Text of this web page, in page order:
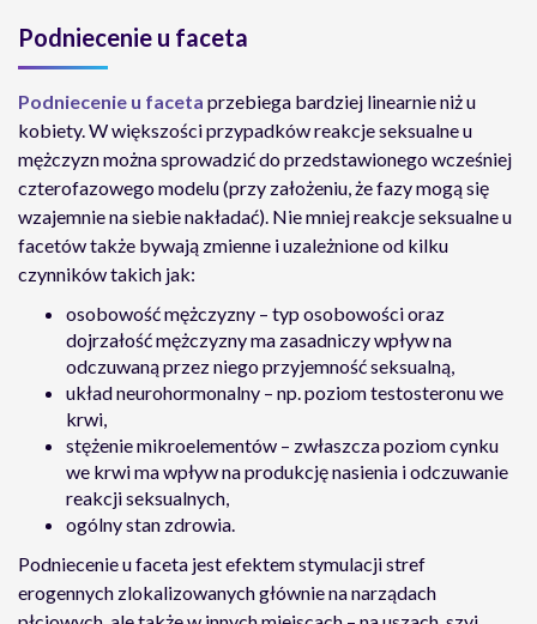
Podniecenie u faceta
Podniecenie u faceta przebiega bardziej linearnie niż u
kobiety. W większości przypadków reakcje seksualne u
mężczyzn można sprowadzić do przedstawionego wcześniej
czterofazowego modelu (przy założeniu, że fazy mogą się
wzajemnie na siebie nakładać). Nie mniej reakcje seksualne u
facetów także bywają zmienne i uzależnione od kilku
czynników takich jak:
osobowość mężczyzny – typ osobowości oraz
dojrzałość mężczyzny ma zasadniczy wpływ na
odczuwaną przez niego przyjemność seksualną,
układ neurohormonalny – np. poziom testosteronu we
krwi,
stężenie mikroelementów – zwłaszcza poziom cynku
we krwi ma wpływ na produkcję nasienia i odczuwanie
reakcji seksualnych,
ogólny stan zdrowia.
Podniecenie u faceta jest efektem stymulacji stref
erogennych zlokalizowanych głównie na narządach